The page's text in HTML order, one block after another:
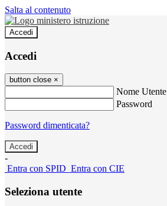
Salta al contenuto
Accedi
Accedi
button close ×
Nome Utente
Password
Password dimenticata?
-
Entra con SPID Entra con CIE
Seleziona utente